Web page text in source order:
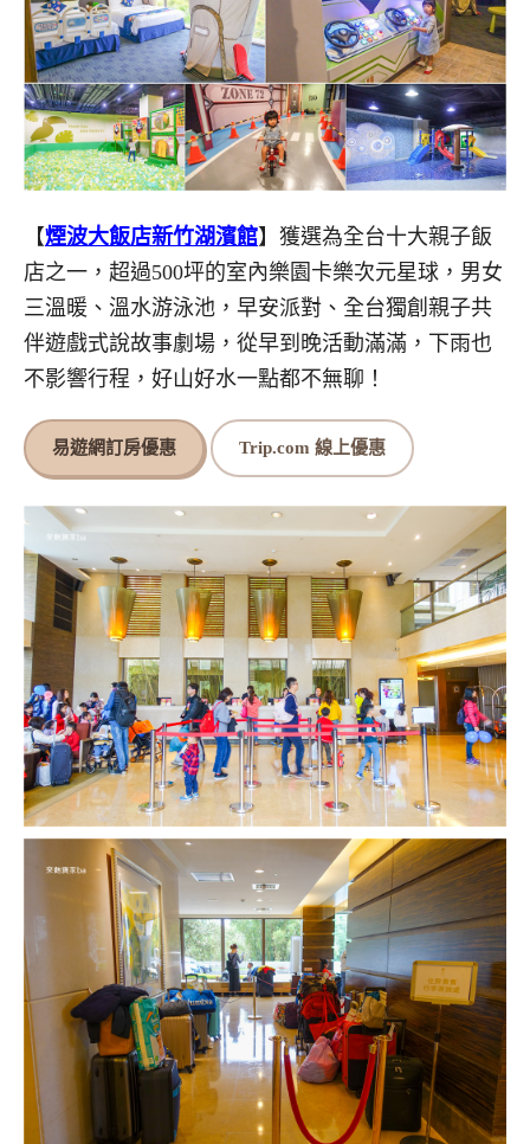
【煙波大飯店新竹湖濱館】獲選為全台十大親子飯
店之一，超過500坪的室內樂園卡樂次元星球，男女
三溫暖、溫水游泳池，早安派對、全台獨創親子共
伴遊戲式說故事劇場，從早到晚活動滿滿，下雨也
不影響行程，好山好水一點都不無聊！
易遊網訂房優惠 Trip.com 線上優惠